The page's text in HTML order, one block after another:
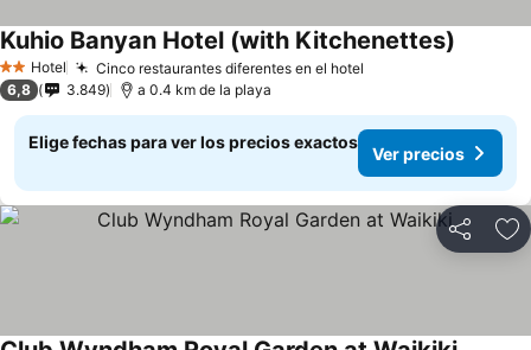
2 Estrellas
Hotel Cinco restaurantes diferentes en el hotel
Kuhio Banyan Hotel (with Kitchenettes)
6,8 3.849 a 0.4 km de la playa
Elige fechas para ver los precios exactos
Ver precios
Compartir